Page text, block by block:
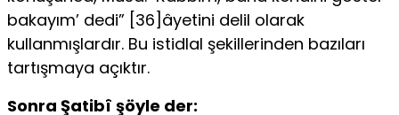
bakayım’ dedi” [36]âyetini delil ola­rak
kullanmışlardır. Bu istidlal şekillerinden bazıları
tartışmaya açıktır.
Sonra Şatibî şöyle der: